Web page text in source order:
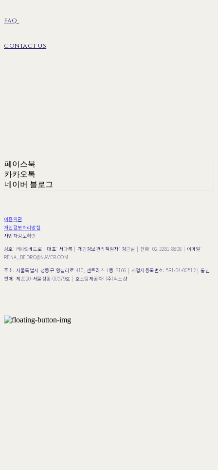
faq
contact us
페이스북
카카오톡
네이버 블로그
이용약관
개인정보처리방침
사업자정보확인
상호: 레나&베드로 | 대표: 서다록 | 개인정보관리책임자: 정근실 | 전화: 02-2281-8808 | 이메일:
RENA_BEDRO@NAVER.COM
주소: 서울특별시 성동구 왕십리로 410, 센트라스 L동 B106 | 사업자등록번호:581-04-00512 | 통신
판매: 제2020-서울성동-00579호 | 호스팅제공자: (주)식스샵